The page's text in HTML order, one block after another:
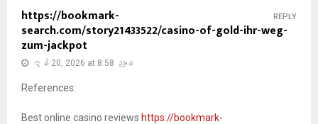
https://bookmark-
search.com/story21433522/casino-of-gold-ihr-weg-
zum-jackpot
ဇွန် 20, 2026 at 8:58 ညနေ
References:
Best online casino reviews https://bookmark-
REPLY